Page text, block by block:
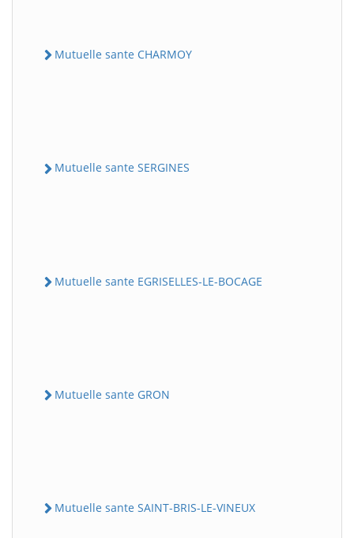
Mutuelle sante CHARMOY
Mutuelle sante SERGINES
Mutuelle sante EGRISELLES-LE-BOCAGE
Mutuelle sante GRON
Mutuelle sante SAINT-BRIS-LE-VINEUX